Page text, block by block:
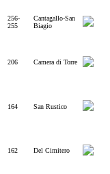
256-
255
Cantagallo-San
Biagio
206 Camera di Torre
164 San Rustico
162 Del Cimitero